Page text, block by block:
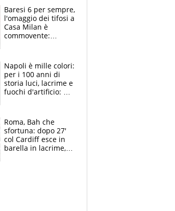
circondati
dall'affetto dei tifosi
Baresi 6 per sempre,
l'omaggio dei tifosi a
Casa Milan è
commovente:
bigliettini
Napoli è mille colori:
per i 100 anni di
storia luci, lacrime e
fuochi d'artificio: De
Roma, Bah che
sfortuna: dopo 27'
col Cardiff esce in
barella in lacrime,